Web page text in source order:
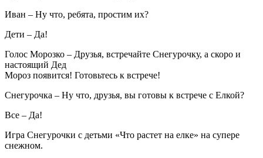
Иван – Ну что, ребята, простим их?
Дети – Да!
Голос Морозко – Друзья, встречайте Снегурочку, а скоро и
настоящий Дед
Мороз появится! Готовьтесь к встрече!
Снегурочка – Ну что, друзья, вы готовы к встрече с Елкой?
Все – Да!
Игра Снегурочки с детьми «Что растет на елке» на супере
снежном.